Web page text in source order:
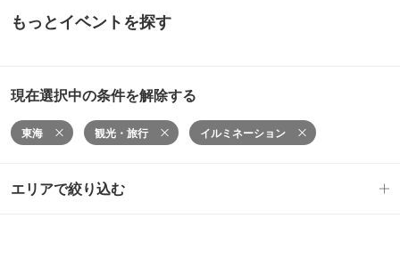
もっとイベントを探す
現在選択中の条件を解除する
東海 観光・旅行 イルミネーション
エリアで絞り込む